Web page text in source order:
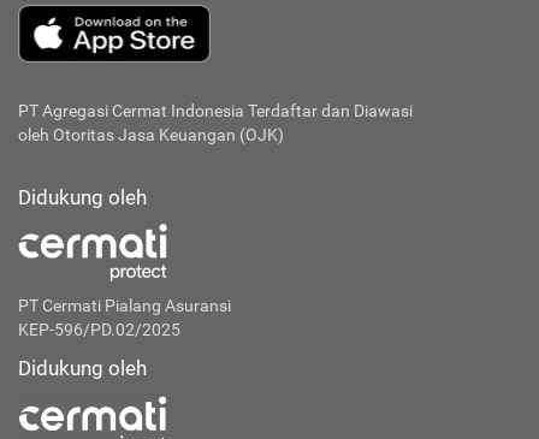
PT Agregasi Cermat Indonesia Terdaftar dan Diawasi
oleh Otoritas Jasa Keuangan (OJK)
Didukung oleh
PT Cermati Pialang Asuransi
KEP-596/PD.02/2025
Didukung oleh